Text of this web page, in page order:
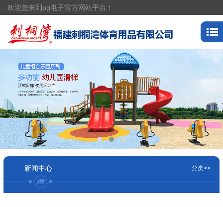
欢迎您来到pg电子官方网站平台！
新闻中心 分类>>